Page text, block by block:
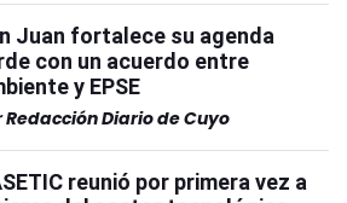
Juan fortalece su agenda
con un acuerdo entre
y EPSE
Redacción Diario de Cuyo
reunió por primera vez a